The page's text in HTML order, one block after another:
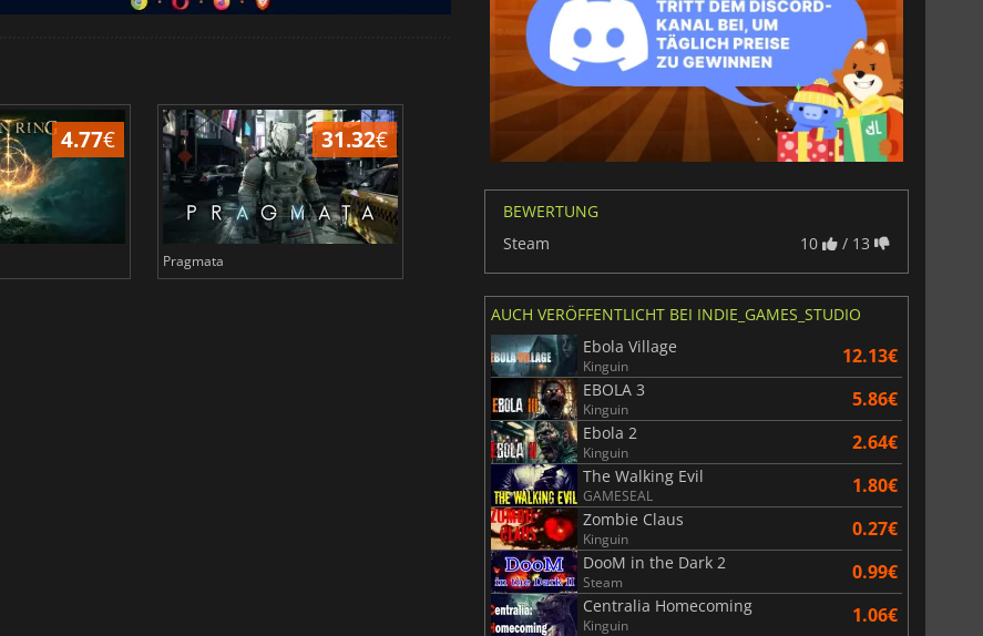
4.77€ 31.32€
Pragmata
6.75€ 15.48
BEWERTUNG
Steam
10 / 13
AUCH VERÖFFENTLICHT BEI INDIE_GAMES_STUDIO
Ebola Village
Kinguin 12.13€
EBOLA 3
Kinguin 5.86€
Ebola 2
Kinguin 2.64€
The Walking Evil
GAMESEAL 1.80€
Zombie Claus
Kinguin 0.27€
DooM in the Dark 2
Steam 0.99€
Centralia Homecoming
Kinguin 1.06€